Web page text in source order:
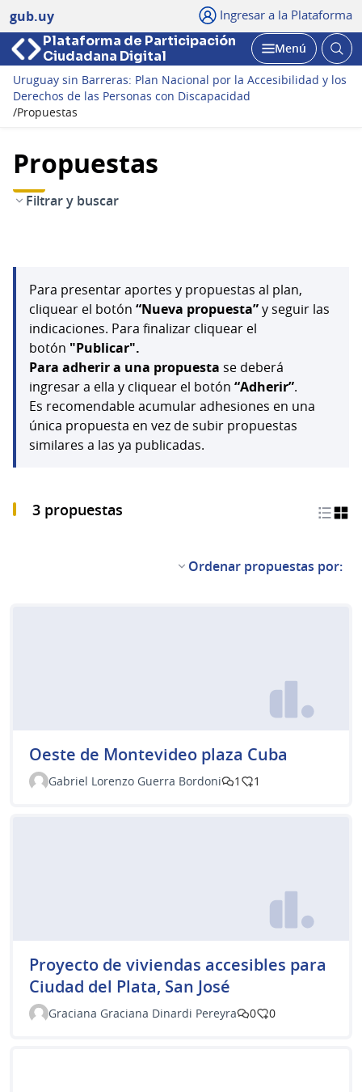
gub.uy Ingresar a la Plataforma
Plataforma de Participación
Ciudadana Digital
Abrir
Menú
Uruguay sin Barreras: Plan Nacional por la Accesibilidad y los
Derechos de las Personas con Discapacidad
/Propuestas
Propuestas
Filtrar y buscar
Para presentar aportes y propuestas al plan,
cliquear el botón “Nueva propuesta”y seguir las
indicaciones. Para finalizar cliquear el
botón "Publicar".
Para adherir a una propuesta se deberá
ingresar a ella y cliquear el botón “Adherir”.
Es recomendable acumular adhesiones en una
única propuesta en vez de subir propuestas
similares a las ya publicadas.
3 propuestas
Ordenar propuestas por:
Oeste de Montevideo plaza Cuba
Gabriel Lorenzo Guerra Bordoni 1 1
Proyecto de viviendas accesibles para
Ciudad del Plata, San José
Graciana Graciana Dinardi Pereyra 0 0